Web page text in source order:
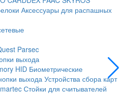
Аксессуары для распашных
Parsec
выхода
HID Биометрические
выхода Устройства сбора карт
Стойки для считывателей